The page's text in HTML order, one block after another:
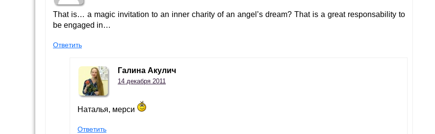
That is… a magic invitation to an inner charity of an angel’s dream? That is a great responsability to
be engaged in…
Ответить
Галина Акулич
14 декабря 2011
Наталья, мерси
Ответить